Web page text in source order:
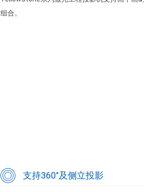
组合。
支持360°及侧立投影